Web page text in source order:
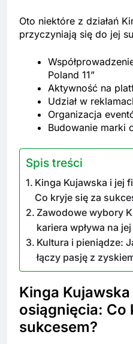
Oto niektóre z działań
przyczyniają się do jej
Poland 11”
Aktywność na
Udział w
Organizacja
Budowanie marki
Spis treści
Kinga Kujawska i jej
Co kryje się za
Zawodowe wybory
kariera wpływa na
Kultura i pieniądze:
łączy pasję z
Kinga
osiągnięcia: Co
sukcesem?